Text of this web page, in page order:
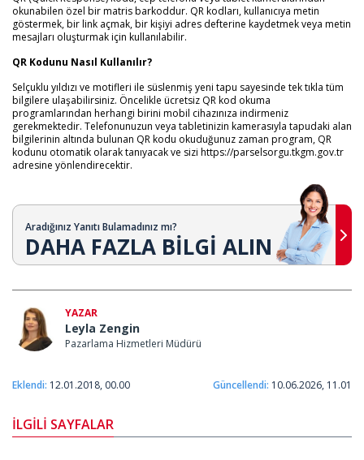
okunabilen özel bir matris barkoddur. QR kodları, kullanıcıya metin
göstermek, bir link açmak, bir kişiyi adres defterine kaydetmek veya metin
mesajları oluşturmak için kullanılabilir.
QR Kodunu Nasıl Kullanılır?
Selçuklu yıldızı ve motifleri ile süslenmiş yeni tapu sayesinde tek tıkla tüm
bilgilere ulaşabilirsiniz. Öncelikle ücretsiz QR kod okuma
programlarından herhangi birini mobil cihazınıza indirmeniz
gerekmektedir. Telefonunuzun veya tabletinizin kamerasıyla tapudaki alan
bilgilerinin altında bulunan QR kodu okuduğunuz zaman program, QR
kodunu otomatik olarak tanıyacak ve sizi https://parselsorgu.tkgm.gov.tr ​​
adresine yönlendirecektir.
Aradığınız Yanıtı Bulamadınız mı?
DAHA FAZLA BİLGİ ALIN
YAZAR
Leyla Zengin
Pazarlama Hizmetleri Müdürü
Eklendi: 12.01.2018, 00.00 Güncellendi: 10.06.2026, 11.01
İLGİLİ SAYFALAR